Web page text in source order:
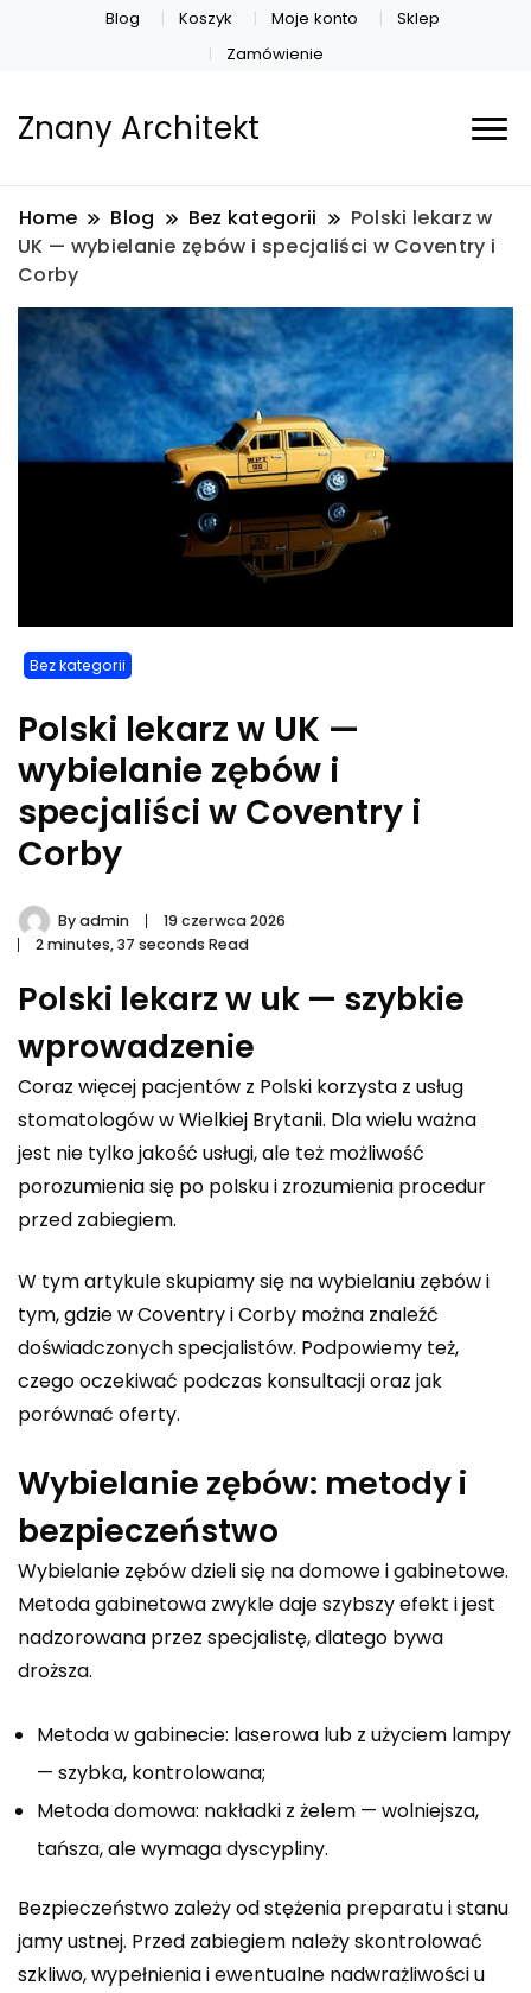
Blog Koszyk Moje konto
Sklep
Zamówienie
Znany Architekt
Home Blog Bez kategorii
Polski lekarz w
UK — wybielanie zębów i specjaliści w Coventry i
Corby
Bez kategorii
Polski lekarz w UK —
wybielanie zębów i
specjaliści w Coventry i
Corby
Byadmin
19 czerwca 2026
2 minutes, 37 seconds Read
Polski lekarz w uk — szybkie
wprowadzenie
Coraz więcej pacjentów z Polski korzysta z usług
stomatologów w Wielkiej Brytanii. Dla wielu ważna
jest nie tylko jakość usługi, ale też możliwość
porozumienia się po polsku i zrozumienia procedur
przed zabiegiem.
W tym artykule skupiamy się na wybielaniu zębów i
tym, gdzie w Coventry i Corby można znaleźć
doświadczonych specjalistów. Podpowiemy też,
czego oczekiwać podczas konsultacji oraz jak
porównać oferty.
Wybielanie zębów: metody i
bezpieczeństwo
Wybielanie zębów dzieli się na domowe i gabinetowe.
Metoda gabinetowa zwykle daje szybszy efekt i jest
nadzorowana przez specjalistę, dlatego bywa
droższa.
Metoda w gabinecie: laserowa lub z użyciem lampy
— szybka, kontrolowana;
Metoda domowa: nakładki z żelem — wolniejsza,
tańsza, ale wymaga dyscypliny.
Bezpieczeństwo zależy od stężenia preparatu i stanu
jamy ustnej. Przed zabiegiem należy skontrolować
szkliwo, wypełnienia i ewentualne nadwrażliwości u